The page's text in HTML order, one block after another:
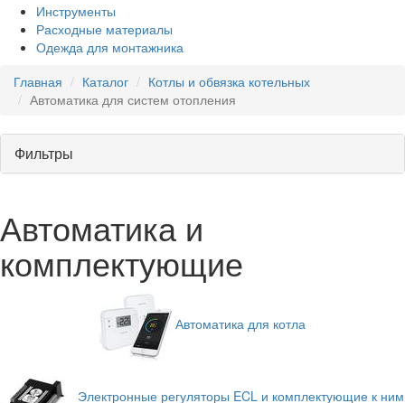
Инструменты
Расходные материалы
Одежда для монтажника
Главная
Каталог
Котлы и обвязка котельных
Автоматика для систем отопления
Фильтры
Автоматика и
комплектующие
Автоматика для котла
Электронные регуляторы ECL и комплектующие к ним